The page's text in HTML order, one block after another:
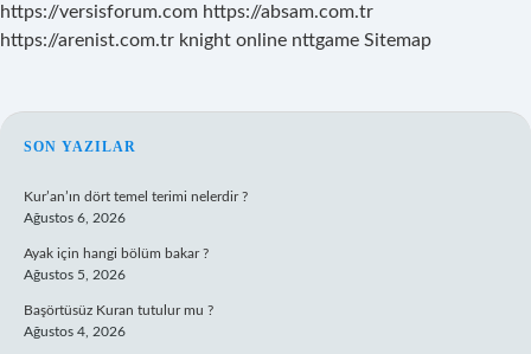
https://versisforum.com https://absam.com.tr
https://arenist.com.tr knight online nttgame Sitemap
SIDEBAR
SON YAZILAR
Kur’an’ın dört temel terimi nelerdir ?
Ağustos 6, 2026
Ayak için hangi bölüm bakar ?
Ağustos 5, 2026
Başörtüsüz Kuran tutulur mu ?
Ağustos 4, 2026